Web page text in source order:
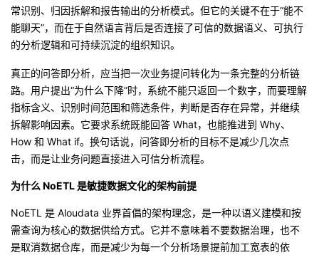
程
认
证
的
实
验
我
的
收
藏
支
持
声
建
议
常识别、归因拆解和报告输出的分析模式。但它的关键不在于“能不
能聊天”，而在于自然语言背后是否连接了可信的数据语义、可执行
的分析逻辑和可持续沉淀的组织知识。
真正的问答即分析，应当把一次业务提问转化为一条完整的分析链
路。用户提出“为什么下降”时，系统不能只返回一个数字，而要理解
指标含义、识别时间范围和筛选条件，判断是否存在异常，并继续
拆解影响因素。它要求系统既能回答 What，也能推进到 Why、
How 和 What if。换句话说，问答即分析的目标不是减少几次点
击，而是让业务问题直接进入可信分析流程。
为什么 NoETL 是敏捷数据文化的架构前提
NoETL 是 Aloudata 业界首倡的架构理念，是一种以语义建模和按
需查询为核心的数据供给方式。它并不意味着不要数据治理，也不
是取消数据仓库，而是减少为每一个分析场景提前加工宽表的依